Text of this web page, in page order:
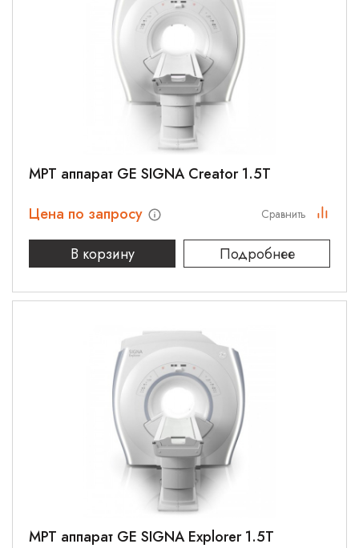
МРТ аппарат GE SIGNA Creator 1.5T
Цена по запросу
В корзину
Подробнее
Сравнить
МРТ аппарат GE SIGNA Explorer 1.5T